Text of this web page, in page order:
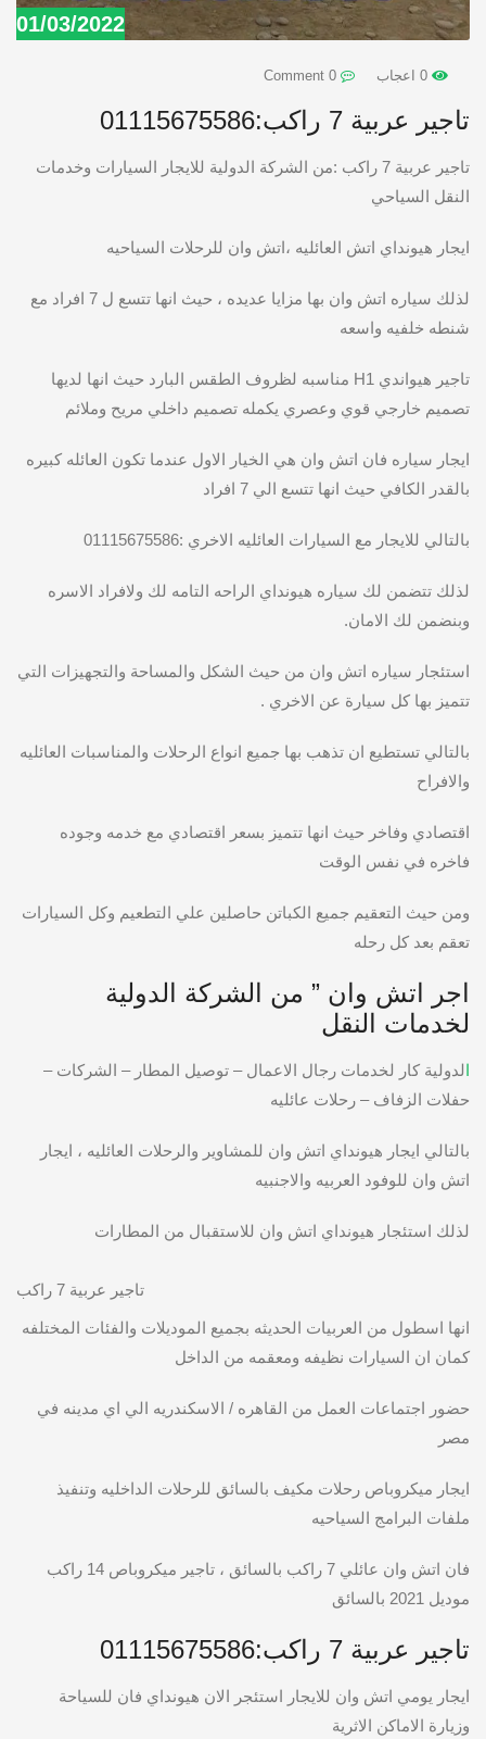
01/03/2022
تاجير عربية 7 راكب:01115675586
تاجير عربية 7 راكب :من الشركة الدولية للايجار السيارات وخدمات
النقل السياحي
ايجار هيونداي اتش العائليه ،اتش وان للرحلات السياحيه
لذلك سياره اتش وان بها مزايا عديده ، حيث انها تتسع ل 7 افراد مع
شنطه خلفيه واسعه
تاجير هيواندي H1 مناسبه لظروف الطقس البارد حيث انها لديها
تصميم خارجي قوي وعصري يكمله تصميم داخلي مريح وملائم
ايجار سياره فان اتش وان هي الخيار الاول عندما تكون العائله كبيره
بالقدر الكافي حيث انها تتسع الي 7 افراد
بالتالي للايجار مع السيارات العائليه الاخري :01115675586
لذلك تتضمن لك سياره هيونداي الراحه التامه لك ولافراد الاسره
وبنضمن لك الامان.
استئجار سياره اتش وان من حيث الشكل والمساحة والتجهيزات التي
تتميز بها كل سيارة عن الاخري .
بالتالي تستطيع ان تذهب بها جميع انواع الرحلات والمناسبات العائليه
والافراح
اقتصادي وفاخر حيث انها تتميز بسعر اقتصادي مع خدمه وجوده
فاخره في نفس الوقت
ومن حيث التعقيم جميع الكباتن حاصلين علي التطعيم وكل السيارات
تعقم بعد كل رحله
اجر اتش وان ” من الشركة الدولية
لخدمات النقل
الدولية كار لخدمات رجال الاعمال – توصيل المطار – الشركات –
حفلات الزفاف – رحلات عائليه
بالتالي ايجار هيونداي اتش وان للمشاوير والرحلات العائليه ، ايجار
اتش وان للوفود العربيه والاجنبيه
لذلك استئجار هيونداي اتش وان للاستقبال من المطارات
انها اسطول من العربيات الحديثه بجميع الموديلات والفئات المختلفه
كمان ان السيارات نظيفه ومعقمه من الداخل
حضور اجتماعات العمل من القاهره / الاسكندريه الي اي مدينه في
مصر
ايجار ميكروباص رحلات مكيف بالسائق للرحلات الداخليه وتنفيذ
ملفات البرامج السياحيه
فان اتش وان عائلي 7 راكب بالسائق ، تاجير ميكروباص 14 راكب
موديل 2021 بالسائق
تاجير عربية 7 راكب:01115675586
ايجار يومي اتش وان للايجار استئجر الان هيونداي فان للسياحة
وزيارة الاماكن الاثرية